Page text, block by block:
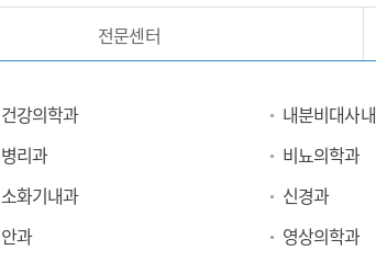
전문센터
건강의학과
내분비대사
병리과
비뇨의학과
소화기내과
신경과
안과
영상의학과